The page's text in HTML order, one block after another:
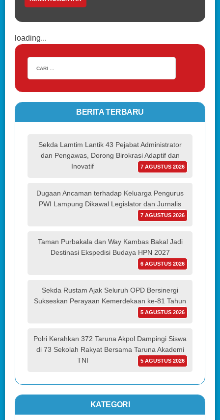
loading...
BERITA TERBARU
Sekda Lamtim Lantik 43 Pejabat Administrator
dan Pengawas, Dorong Birokrasi Adaptif dan
Inovatif
7 AGUSTUS 2026
Dugaan Ancaman terhadap Keluarga Pengurus
PWI Lampung Dikawal Legislator dan Jurnalis
7 AGUSTUS 2026
Taman Purbakala dan Way Kambas Bakal Jadi
Destinasi Ekspedisi Budaya HPN 2027
6 AGUSTUS 2026
Sekda Rustam Ajak Seluruh OPD Bersinergi
Sukseskan Perayaan Kemerdekaan ke-81 Tahun
5 AGUSTUS 2026
Polri Kerahkan 372 Taruna Akpol Dampingi Siswa
di 73 Sekolah Rakyat Bersama Taruna Akademi
TNI
5 AGUSTUS 2026
KATEGORI